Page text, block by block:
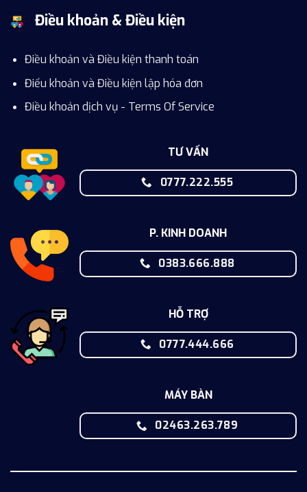
Điều khoản & Điều kiện
Điều khoản và Điều kiện thanh toán
Điểu khoản và Điều kiện lập hóa đơn
Điều khoản dịch vụ - Terms Of Service
TƯ VẤN
0777.222.555
P. KINH DOANH
0383.666.888
HỖ TRỢ
0777.444.666
MÁY BÀN
02463.263.789